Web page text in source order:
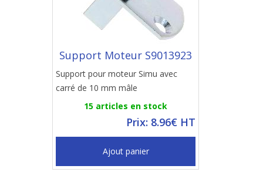
Support Moteur S9013923
Support pour moteur Simu avec
carré de 10 mm mâle
15 articles en stock
Prix: 8.96€ HT
Ajout panier